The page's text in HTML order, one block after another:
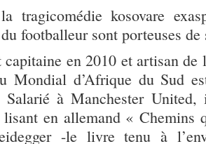
tragicomédie kosovare
footballeur sont porteuses de
en 2010 et artisan de
Mondial d’Afrique du Sud
Salarié à Manchester
en allemand « Chemins
-le livre tenu à